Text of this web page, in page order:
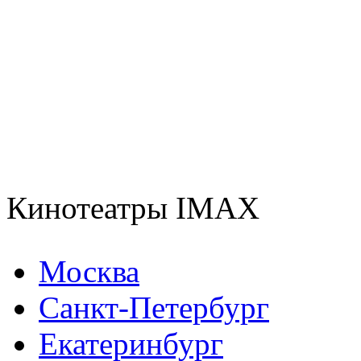
Кинотеатры IMAX
Москва
Санкт-Петербург
Екатеринбург